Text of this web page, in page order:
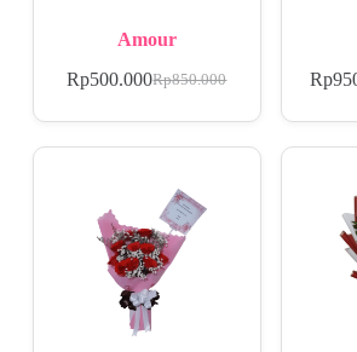
Amour
Rp850.000
Rp500.000 Rp